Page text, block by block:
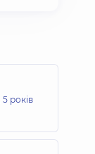
5 років